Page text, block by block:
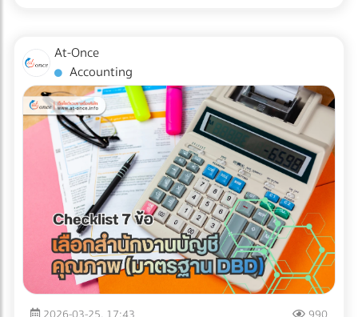
ว่าข้อมูลทุกเส้นทางเงินถูกส่งเข้าระบบอย่างถูกต้อง 100% 3.
ยกระดับบทบาทสู่ "Virtual CFO" (ที่ปรึกษาทางการเงินส่วนตัว)
บทบาทของนักบัญชีในปี 2026 ไม่ได้จบแค่การปิดงบ แต่คนเก่งๆ
จะนำ Data มาวิเคราะห์เพื่อวางแผนกลยุทธ์ ไม่ว่าจะเป็นการหา
ช่องทางใช้สิทธิประโยชน์ทางภาษีอย่างถูกต้อง การประเมินผลกระ
ทบจากภาษีคาร์บอน (Carbon Tax) ไปจนถึงการจัดทำงบการเงิน
ให้พร้อมสำหรับการสเกลธุรกิจ บทสรุป: AI ไม่ได้ถูกสร้างมาเพื่อ
จับผิดคนทำถูก แต่สร้างมาเพื่อหา "ความย้อนแย้งของ Data"
ดังนั้น ตราบใดที่งบการเงินและเอกสารทางภาษีของคุณ
สอดคล้องกับความเป็นจริง AI ของสรรพากรก็ไม่ใช่เรื่องที่น่า
กลัวแต่อย่างใด ไม่แพ้คู่แข่ง ไม่พลาดเรื่องภาษี!
At-Once
Accounting